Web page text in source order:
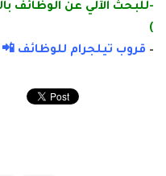
-للبحث الآلي عن الوظائف
)
– قروب تيلجرام للوظائف